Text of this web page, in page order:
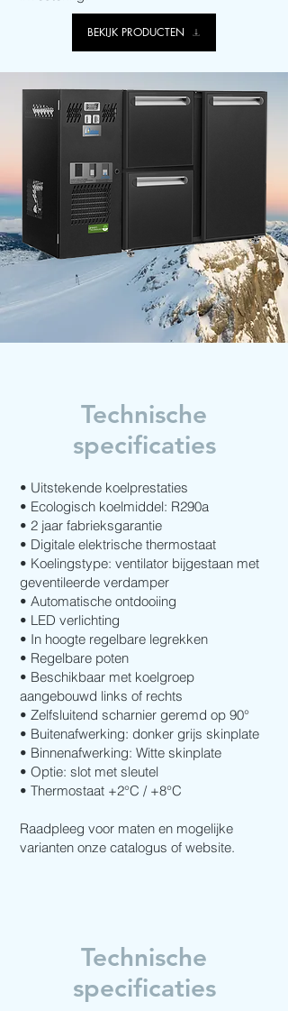
BEKIJK PRODUCTEN
Technische
specificaties
• Uitstekende koelprestaties
• Ecologisch koelmiddel: R290a
• 2 jaar fabrieksgarantie
• Digitale elektrische thermostaat
• Koelingstype: ventilator bijgestaan met
geventileerde verdamper
• Automatische ontdooiing
• LED verlichting
• In hoogte regelbare legrekken
• Regelbare poten
• Beschikbaar met koelgroep
aangebouwd links of rechts
• Zelfsluitend scharnier geremd op 90°
• Buitenafwerking: donker grijs skinplate
• Binnenafwerking: Witte skinplate
• Optie: slot met sleutel
• Thermostaat +2°C / +8°C
Raadpleeg voor maten en mogelijke
varianten onze catalogus of website.
Technische
specificaties